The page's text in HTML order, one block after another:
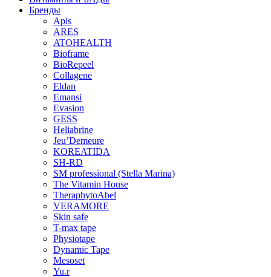
Бренды
Apis
ARES
ATOHEALTH
Bioframe
BioRepeel
Collagene
Eldan
Emansi
Evasion
GESS
Heliabrine
Jeu’Demeure
KOREATIDA
SH-RD
SM professional (Stella Marina)
The Vitamin House
TheraphytoAbel
VERAMORE
Skin safe
T-max tape
Physiotape
Dynamic Tape
Mesoset
Yu.r